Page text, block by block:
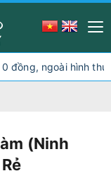
thức thanh
(Ninh